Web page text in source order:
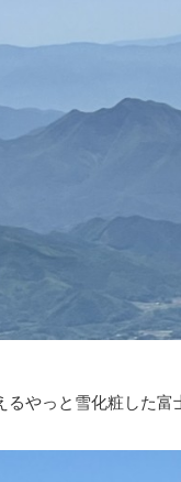
やっと雪化粧した富